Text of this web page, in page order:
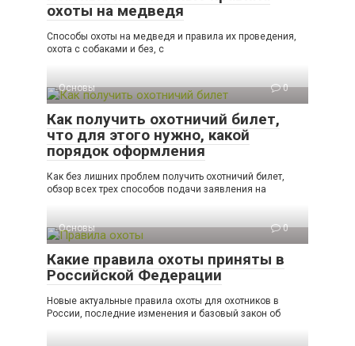
охоты на медведя
Способы охоты на медведя и правила их проведения,
охота с собаками и без, с
Основы 0
Как получить охотничий билет,
что для этого нужно, какой
порядок оформления
Как без лишних проблем получить охотничий билет,
обзор всех трех способов подачи заявления на
Основы 0
Какие правила охоты приняты в
Российской Федерации
Новые актуальные правила охоты для охотников в
России, последние изменения и базовый закон об